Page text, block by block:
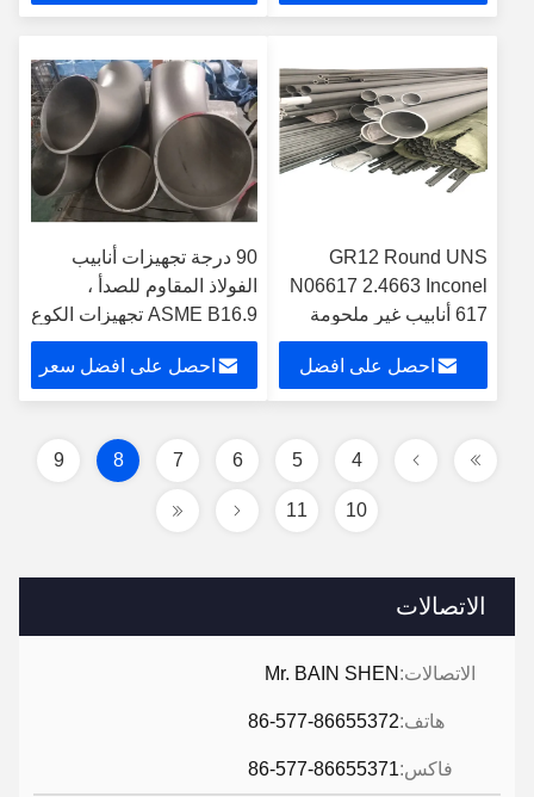
الاتصالات
الاتصالات: Mr. BAIN SHEN
هاتف:86-577-86655372
فاكس:86-577-86655371
Inconel625
GR12 Round UNS
N06617 2.4663 Inconel
617 أنابيب غير ملحومة
احصل على افضل
90 درجة تجهيزات أنابيب
الفولاذ المقاوم للصدأ ،
ASME B16.9 تجهيزات الكوع
الفولاذ المقاوم للصدأ
احصل على افضل سعر
4
5
6
7
8
9
10
11